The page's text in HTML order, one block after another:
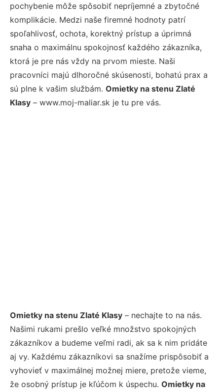
pochybenie môže spôsobiť nepríjemné a zbytočné
komplikácie. Medzi naše firemné hodnoty patrí
spoľahlivosť, ochota, korektný prístup a úprimná
snaha o maximálnu spokojnosť každého zákazníka,
ktorá je pre nás vždy na prvom mieste. Naši
pracovníci majú dlhoročné skúsenosti, bohatú prax a
sú plne k vašim službám. Omietky na stenu Zlaté
Klasy – www.moj-maliar.sk je tu pre vás.
Omietky na stenu Zlaté Klasy – nechajte to na nás.
Našimi rukami prešlo veľké množstvo spokojných
zákazníkov a budeme veľmi radi, ak sa k nim pridáte
aj vy. Každému zákazníkovi sa snažíme prispôsobiť a
vyhovieť v maximálnej možnej miere, pretože vieme,
že osobný prístup je kľúčom k úspechu. Omietky na